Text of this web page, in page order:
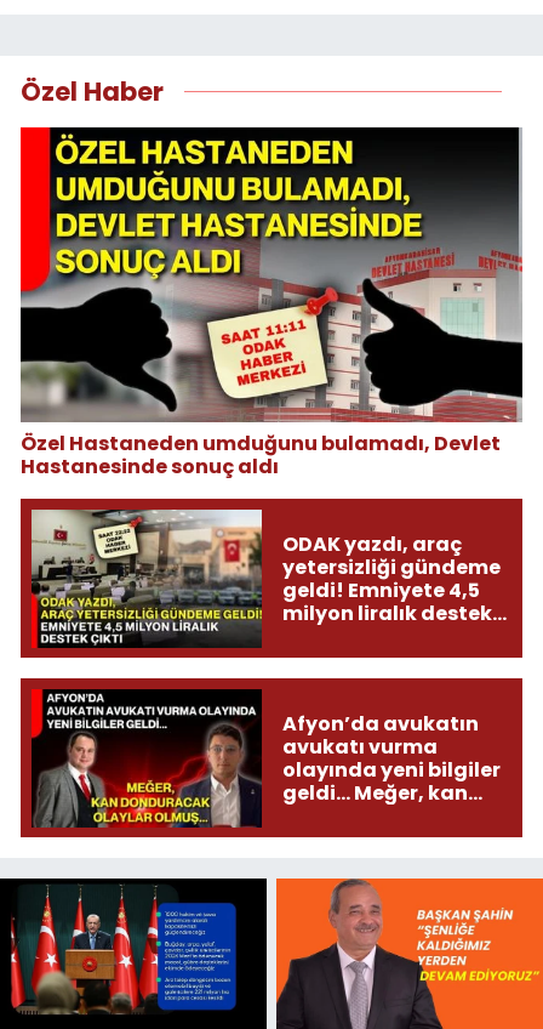
Özel Haber
Özel Hastaneden umduğunu bulamadı, Devlet
Hastanesinde sonuç aldı
ODAK yazdı, araç
yetersizliği gündeme
geldi! Emniyete 4,5
milyon liralık destek
Afyon’da avukatın
avukatı vurma
olayında yeni bilgiler
geldi... Meğer, kan
olmuş...